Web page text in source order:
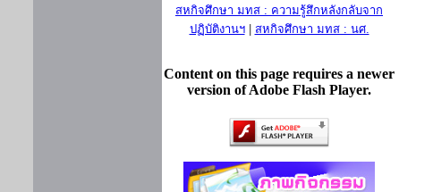
สหกิจศึกษา มทส : ความรู้สึกหลังกลับจาก
ปฏิบัติงานฯ| สหกิจศึกษา มทส : นศ.
Content on this page requires a newer
version of Adobe Flash Player.